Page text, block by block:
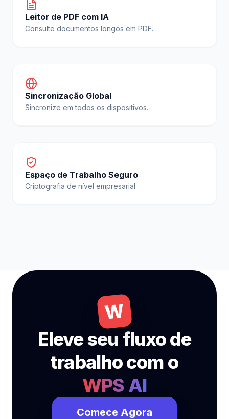
Leitor de PDF com IA
Consulte documentos longos em PDF.
Sincronização Global
Sincronize em todos os dispositivos.
Espaço de Trabalho Seguro
Criptografia de nível empresarial.
W
Eleve seu fluxo de
trabalho com o
WPS AI
Comece Agora